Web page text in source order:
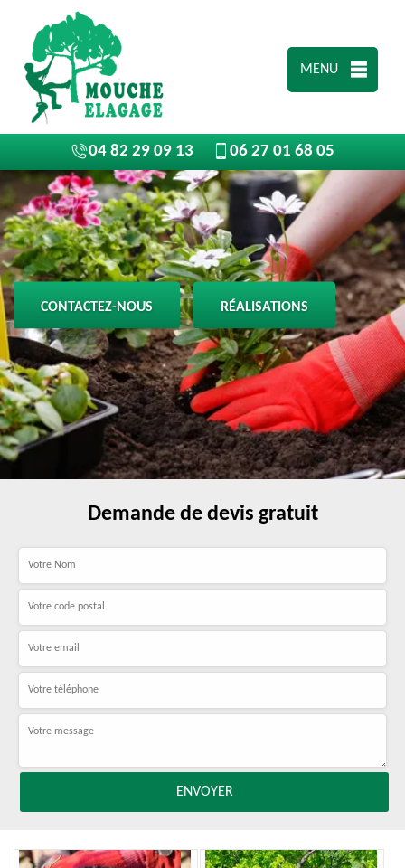
MENU
04 82 29 09 13 06 27 01 68 05
CONTACTEZ-NOUS RÉALISATIONS
Demande de devis gratuit